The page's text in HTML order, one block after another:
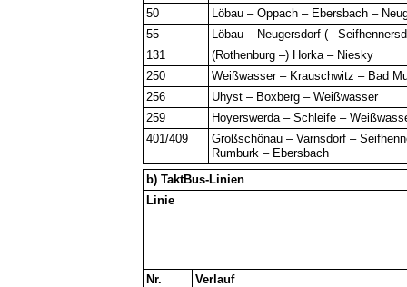
50
Löbau – Oppach – Ebersbach –
55
Löbau – Neugersdorf (–
131
(Rothenburg –) Horka – Niesky
250
Weißwasser – Krauschwitz – Bad
256
Uhyst – Boxberg – Weißwasser
259
Hoyerswerda – Schleife –
401/409
Großschönau – Varnsdorf –
Rumburk – Ebersbach
b) TaktBus-Linien
Linie
Nr. Verlauf